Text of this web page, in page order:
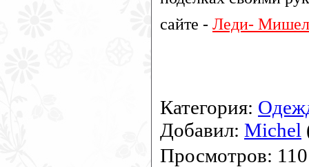
сайте - Леди-
Категория:
Добавил: Michel
Просмотров: